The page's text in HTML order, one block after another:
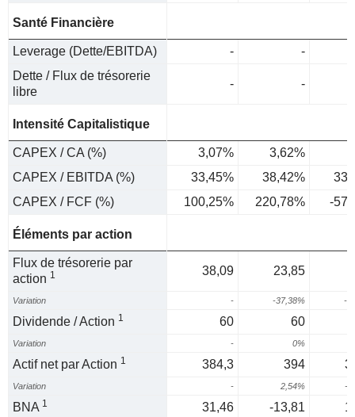
Santé Financière
Leverage (Dette/EBITDA) -
-
Dette / Flux de trésorerie
libre
- -
Intensité Capitalistique
CAPEX / CA (%) 3,07% 3,62%
CAPEX / EBITDA (%)
33,45% 38,42%
CAPEX / FCF (%)
100,25% 220,78% -
Éléments par action
Flux de trésorerie par
action 1 38,09 23,85
Variation - -37,38% -
Dividende / Action 1 60 60
Variation - 0%
Actif net par Action 1 384,3 394
Variation - 2,54% -
BNA 1 31,46 -13,81